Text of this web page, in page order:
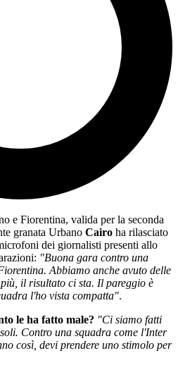
e Fiorentina, valida per la seconda
granata Urbano Cairo ha rilasciato
dei giornalisti presenti allo
"Buona gara contro una
Abbiamo anche avuto delle
il risultato ci sta. Il pareggio è
l'ho vista compatta".
le ha fatto male? "Ci siamo fatti
Contro una squadra come l'Inter
così, devi prendere uno stimolo per